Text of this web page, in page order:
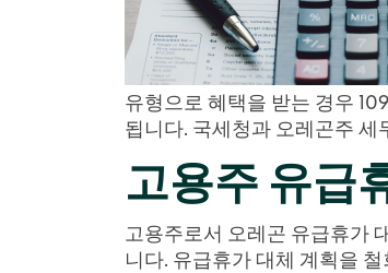
유형으로 혜택을 받는 경우
됩니다. 국세청과 오레곤주
고용주 유급
고용주로서 오레곤 유급휴가
니다. 유급휴가 대체 계획을